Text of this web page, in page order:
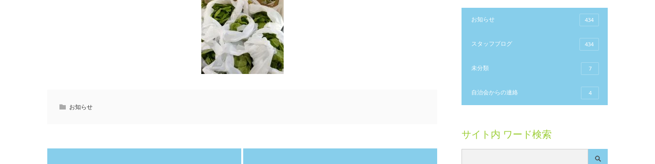
お知らせ
お知らせ 434
スタッフブログ 434
未分類 7
自治会からの連絡 4
サイト内 ワード検索